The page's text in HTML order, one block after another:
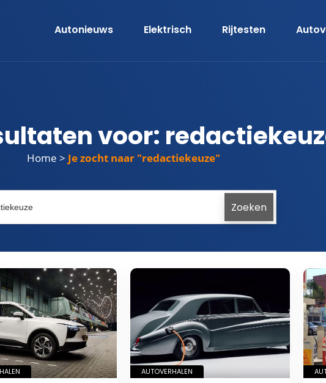
Autonieuws Elektrisch Rijtesten
voor:
Home > redactiekeuze
AUTOVERHALEN